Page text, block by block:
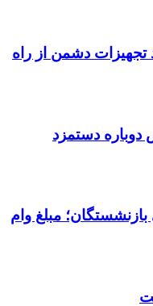
دشمن از راه
دستمزد
بازنشستگان؛ مبلغ وام